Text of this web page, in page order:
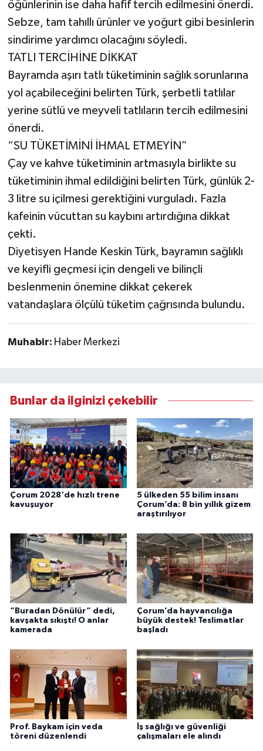
öğünlerinin ise daha hafif tercih edilmesini önerdi.
Sebze, tam tahıllı ürünler ve yoğurt gibi besinlerin
sindirime yardımcı olacağını söyledi.
TATLI TERCİHİNE DİKKAT
Bayramda aşırı tatlı tüketiminin sağlık sorunlarına
yol açabileceğini belirten Türk, şerbetli tatlılar
yerine sütlü ve meyveli tatlıların tercih edilmesini
önerdi.
“SU TÜKETİMİNİ İHMAL ETMEYİN”
Çay ve kahve tüketiminin artmasıyla birlikte su
tüketiminin ihmal edildiğini belirten Türk, günlük 2-
3 litre su içilmesi gerektiğini vurguladı. Fazla
kafeinin vücuttan su kaybını artırdığına dikkat
çekti.
Diyetisyen Hande Keskin Türk, bayramın sağlıklı
ve keyifli geçmesi için dengeli ve bilinçli
beslenmenin önemine dikkat çekerek
vatandaşlara ölçülü tüketim çağrısında bulundu.
Muhabir: Haber Merkezi
Bunlar da ilginizi çekebilir
Çorum 2028'de hızlı trene
kavuşuyor
5 ülkeden 55 bilim insanı
Çorum’da: 8 bin yıllık gizem
araştırılıyor
“Buradan Dönülür” dedi,
kavşakta sıkıştı! O anlar
kamerada
Çorum’da hayvancılığa
büyük destek! Teslimatlar
başladı
Prof. Baykam için veda
töreni düzenlendi
İş sağlığı ve güvenliği
çalışmaları ele alındı